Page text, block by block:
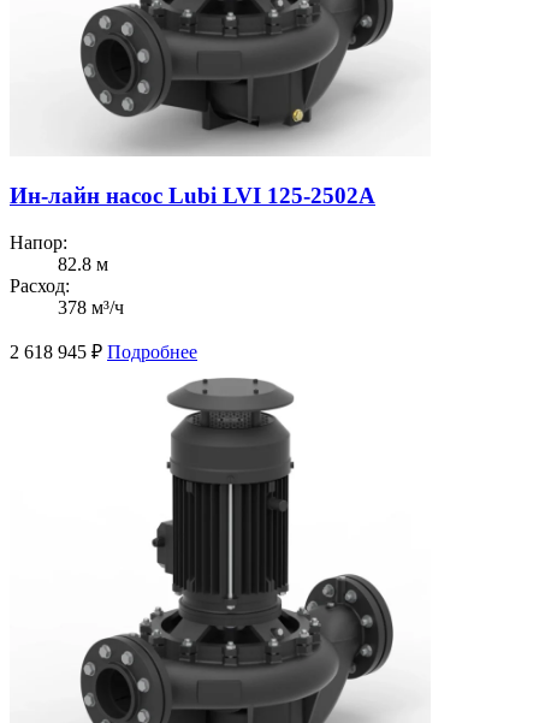
Ин-лайн насос Lubi LVI 125-2502A
Напор:
82.8 м
Расход:
378 м³/ч
2 618 945 ₽ Подробнее